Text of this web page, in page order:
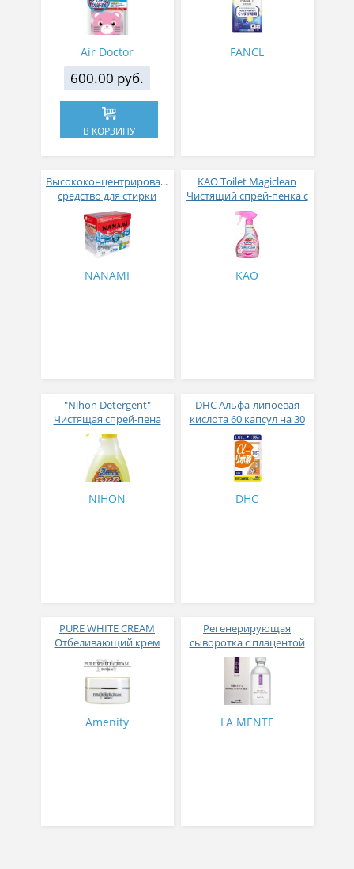
Air Doctor
600.00 руб.
В КОРЗИНУ
FANCL
Высококонцентрированное
cредство для стирки
NANAMI с
кондиционером для
белого белья 0,7 кг
NANAMI
KAO Toilet Magiclean
Чистящий спрей-пенка с
противогрибковым
эффектом для ванны с
ароматом розы 380 мл
KAO
"Nihon Detergent"
Чистящая спрей-пена
для ванны (с
антибактериальным
эффектом и
апельсиновым маслом),
NIHON
DHC Альфа-липоевая
кислота 60 капсул на 30
дней
DHC
PURE WHITE CREAM
Отбеливающий крем
Amenity
Регенерирующая
сыворотка с плацентой
Saisei Moisturizing
Booster Serum 50 мл
LA MENTE